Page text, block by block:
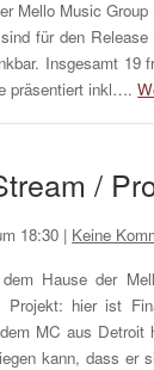
Mello Music
für den
Insgesamt 19
präsentiert inkl….
/
18:30 | Keine
Hause der
Projekt: hier ist
MC aus
kann, dass er